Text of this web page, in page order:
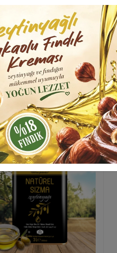
Riviera Zeytinyağı
(Teneke)
1815.00